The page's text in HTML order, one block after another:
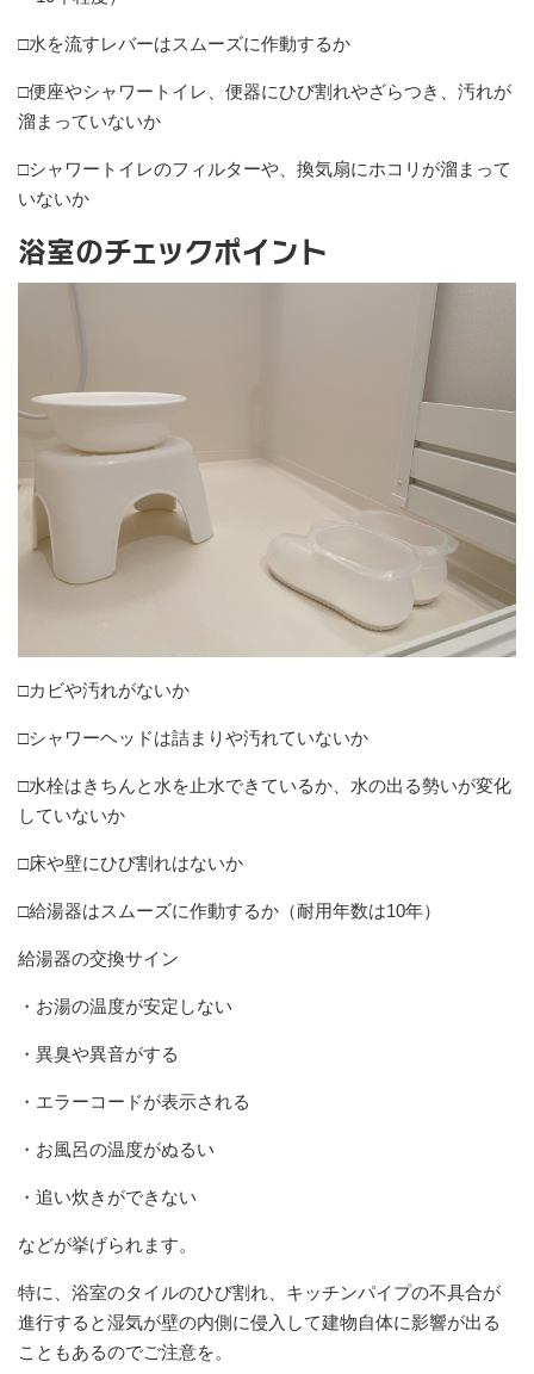
□水を流すレバーはスムーズに作動するか
□便座やシャワートイレ、便器にひび割れやざらつき、汚れが
溜まっていないか
□シャワートイレのフィルターや、換気扇にホコリが溜まって
いないか
浴室のチェックポイント
□カビや汚れがないか
□シャワーヘッドは詰まりや汚れていないか
□水栓はきちんと水を止水できているか、水の出る勢いが変化
していないか
□床や壁にひび割れはないか
□給湯器はスムーズに作動するか（耐用年数は10年）
給湯器の交換サイン
・お湯の温度が安定しない
・異臭や異音がする
・エラーコードが表示される
・お風呂の温度がぬるい
・追い炊きができない
などが挙げられます。
特に、浴室のタイルのひび割れ、キッチンパイプの不具合が
進行すると湿気が壁の内側に侵入して建物自体に影響が出る
こともあるのでご注意を。